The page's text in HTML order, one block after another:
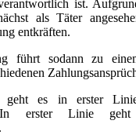
ist.
als Täter
entkräften.
führt sodann zu
geht es in erster
In erster Linie